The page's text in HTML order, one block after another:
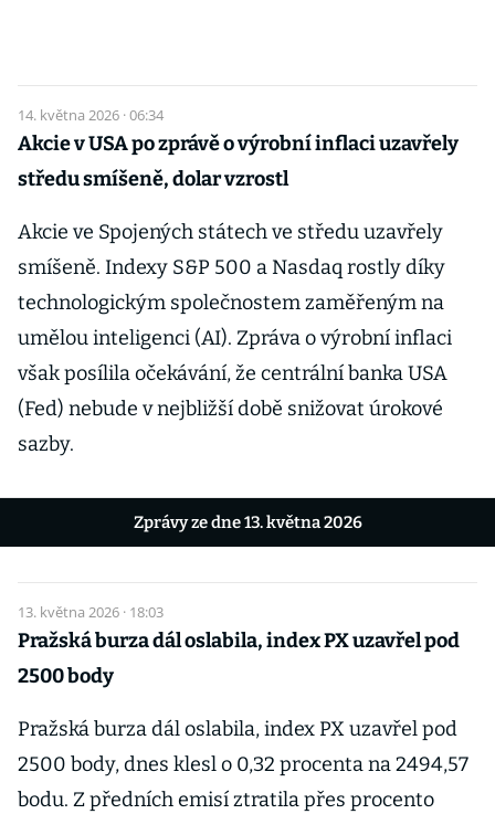
14. května 2026 · 06:34
Akcie v USA po zprávě o výrobní inflaci uzavřely
středu smíšeně, dolar vzrostl
Akcie ve Spojených státech ve středu uzavřely
smíšeně. Indexy S&P 500 a Nasdaq rostly díky
technologickým společnostem zaměřeným na
umělou inteligenci (AI). Zpráva o výrobní inflaci
však posílila očekávání, že centrální banka USA
(Fed) nebude v nejbližší době snižovat úrokové
sazby.
Zprávy ze dne 13. května 2026
13. května 2026 · 18:03
Pražská burza dál oslabila, index PX uzavřel pod
2500 body
Pražská burza dál oslabila, index PX uzavřel pod
2500 body, dnes klesl o 0,32 procenta na 2494,57
bodu. Z předních emisí ztratila přes procento